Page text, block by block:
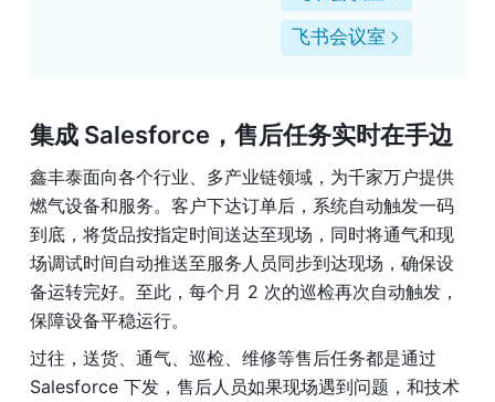
飞书会议室
集成 Salesforce，售后任务实时在手边
鑫丰泰面向各个行业、多产业链领域，为千家万户提供
燃气设备和服务。客户下达订单后，系统自动触发一码
到底，将货品按指定时间送达至现场，同时将通气和现
场调试时间自动推送至服务人员同步到达现场，确保设
备运转完好。至此，每个月 2 次的巡检再次自动触发，
保障设备平稳运行。
过往，送货、通气、巡检、维修等售后任务都是通过
Salesforce 下发，售后人员如果现场遇到问题，和技术